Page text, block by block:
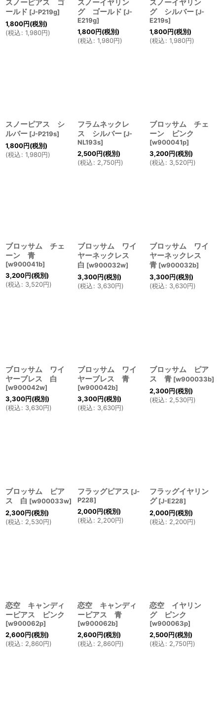
スノーピアス ゴ
ールド [J-P219g]
1,800円(税別)
(税込: 1,980円)
スノーイヤリン
グ ゴールド [J-
E219g]
1,800円(税別)
(税込: 1,980円)
スノーイヤリン
グ シルバー [J-
E219s]
1,800円(税別)
(税込: 1,980円)
スノーピアス シ
ルバー [J-P219s]
1,800円(税別)
(税込: 1,980円)
フラムネックレ
ス シルバー [J-
NL193s]
2,500円(税別)
(税込: 2,750円)
ブロッサム チェ
ーン ピンク
[w900041p]
3,200円(税別)
(税込: 3,520円)
ブロッサム チェ
ーン 青
[w900041b]
3,200円(税別)
(税込: 3,520円)
ブロッサム ワイ
ヤーネックレス
白 [w900032w]
3,300円(税別)
(税込: 3,630円)
ブロッサム ワイ
ヤーネックレス
青 [w900032b]
3,300円(税別)
(税込: 3,630円)
ブロッサム ワイ
ヤーブレス 白
[w900042w]
3,300円(税別)
(税込: 3,630円)
ブロッサム ワイ
ヤーブレス 青
[w900042b]
3,300円(税別)
(税込: 3,630円)
ブロッサム ピア
ス 青 [w900033b]
2,300円(税別)
(税込: 2,530円)
ブロッサム ピア
ス 白 [w900033w]
2,300円(税別)
(税込: 2,530円)
フラッグピアス [J-
P228]
2,000円(税別)
(税込: 2,200円)
フラッグイヤリン
グ [J-E228]
2,000円(税別)
(税込: 2,200円)
恋空 キャンディ
ーピアス ピンク
[w900062p]
2,600円(税別)
(税込: 2,860円)
恋空 キャンディ
ーピアス 青
[w900062b]
2,600円(税別)
(税込: 2,860円)
恋空 イヤリン
グ ピンク
[w900063p]
2,500円(税別)
(税込: 2,750円)